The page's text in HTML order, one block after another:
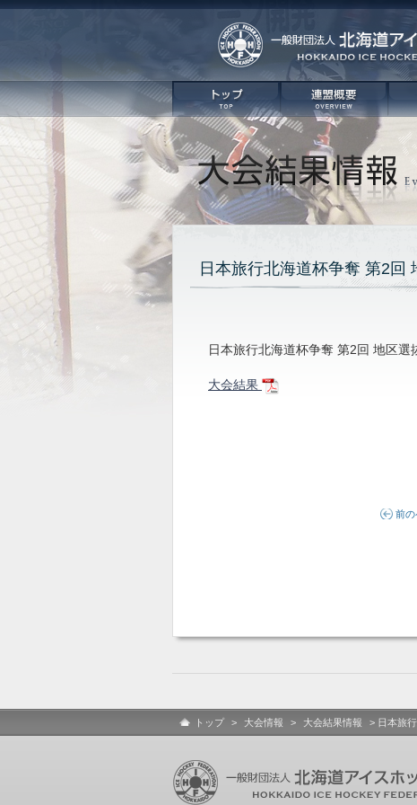
日本旅行北海道杯争奪 第2
日本旅行北海道杯争奪 第2回 地区選
大会結果
前の
トップ > 大会情報 > 大会結果情報 > 日本旅